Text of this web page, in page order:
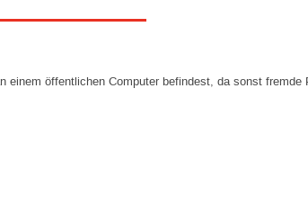
einem öffentlichen Computer befindest, da sonst